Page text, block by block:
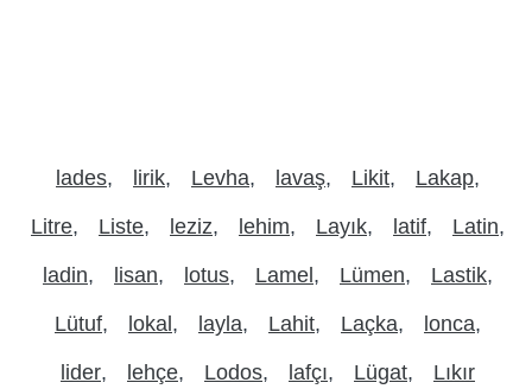
lades lirik Levha lavaş Likit Lakap
Litre Liste leziz lehim Layık latif Latin
ladin lisan lotus Lamel Lümen Lastik
Lütuf lokal layla Lahit Laçka lonca
lider lehçe Lodos lafçı Lügat Lıkır